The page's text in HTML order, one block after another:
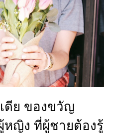
ดีย ของขวัญ
หญิง ที่ผู้ชายต้องรู้